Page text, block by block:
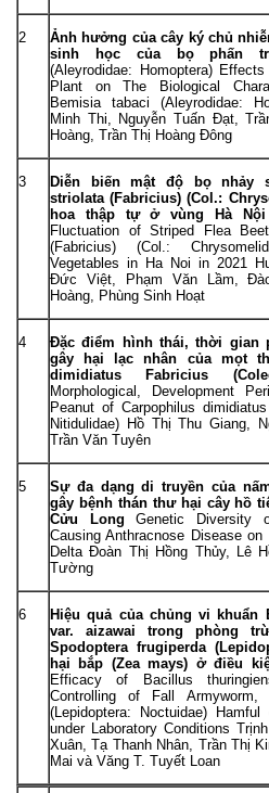
2
Ảnh hưởng của cây ký chủ
sinh học của bọ phấn
(Aleyrodidae: Homoptera)
Plant on The Biological
Bemisia tabaci (Aleyrodidae:
Minh Thi, Nguyễn Tuấn Đạt,
Hoàng, Trần Thị Hoàng Đông
3
Diễn biến mật độ bọ nhảy
striolata (Fabricius) (Col.:
hoa thập tự ở vùng Hà Nội
Fluctuation of Striped Flea
(Fabricius) (Col.:
Vegetables in Ha Noi in 2021
Đức Việt, Phạm Văn Lầm,
Hoàng, Phùng Sinh Hoạt
4
Đặc điểm hình thái, thời gian
gây hại lạc nhân của mọt
dimidiatus Fabricius
Morphological, Development
Peanut of Carpophilus
Nitidulidae) Hồ Thị Thu Giang,
Trần Văn Tuyên
5
Sự đa dạng di truyền của
gây bệnh thán thư hại cây hồ
Cửu Long Genetic Diversity
Causing Anthracnose Disease
Delta Đoàn Thị Hồng Thủy, Lê
Tường
6
Hiệu quả của chủng vi khuẩn
var. aizawai trong phòng
Spodoptera frugiperda
hại bắp (Zea mays) ở điều
Efficacy of Bacillus
Controlling of Fall Armyworm,
(Lepidoptera: Noctuidae)
under Laboratory Conditions
Xuân, Tạ Thanh Nhân, Trần Thị
Mai và Văng T. Tuyết Loan